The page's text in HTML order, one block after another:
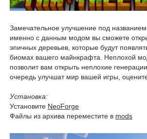
Замечательное улучшение под названием
именно с данным модом вы сможете
эпичных деревьев, которые будут
биомах вашего майнкрафта. Неплохой
позволит вам открыть неплохие
очередь улучшат мир вашей игры,
Установка:
Установите NeoForge
Файлы из архива переместите в mods